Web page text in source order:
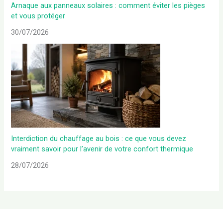
Arnaque aux panneaux solaires : comment éviter les pièges
et vous protéger
30/07/2026
Interdiction du chauffage au bois : ce que vous devez
vraiment savoir pour l’avenir de votre confort thermique
28/07/2026